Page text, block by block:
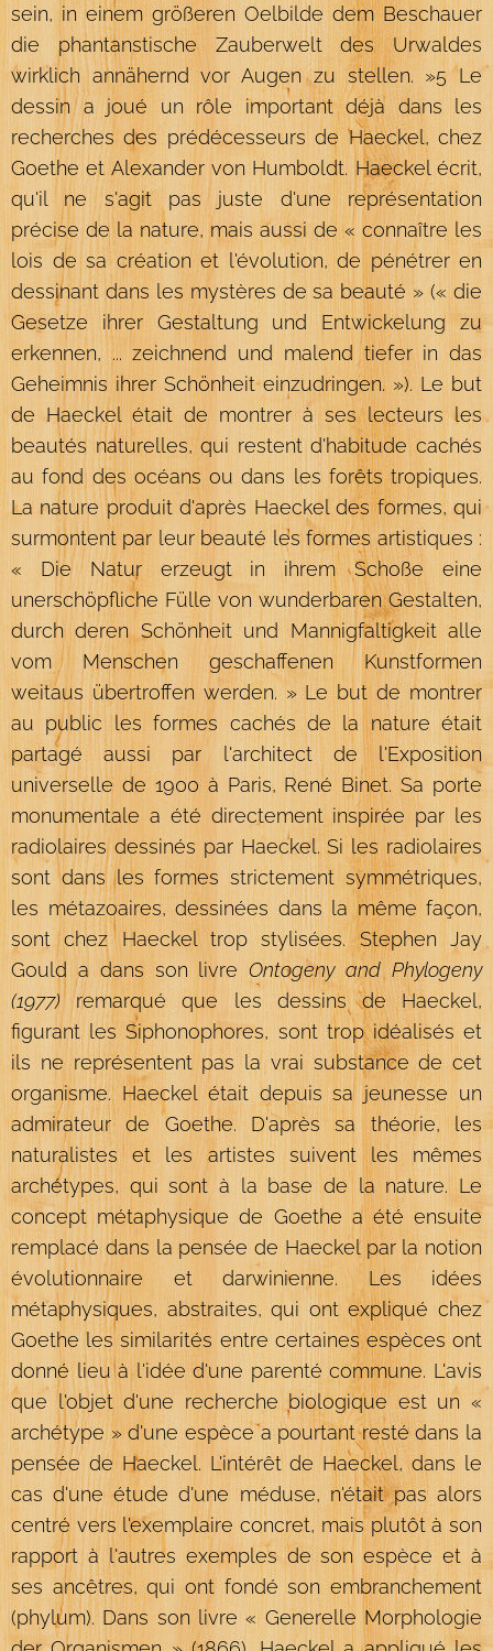
sein, in einem größeren Oelbilde dem Beschauer
die phantanstische Zauberwelt des Urwaldes
wirklich annähernd vor Augen zu stellen. »5 Le
dessin a joué un rôle important déjà dans les
recherches des prédécesseurs de Haeckel, chez
Goethe et Alexander von Humboldt. Haeckel écrit,
qu'il ne s'agit pas juste d'une représentation
précise de la nature, mais aussi de « connaître les
lois de sa création et l'évolution, de pénétrer en
dessinant dans les mystères de sa beauté » (« die
Gesetze ihrer Gestaltung und Entwickelung zu
erkennen, ... zeichnend und malend tiefer in das
Geheimnis ihrer Schönheit einzudringen. »). Le but
de Haeckel était de montrer à ses lecteurs les
beautés naturelles, qui restent d'habitude cachés
au fond des océans ou dans les forêts tropiques.
La nature produit d'après Haeckel des formes, qui
surmontent par leur beauté les formes artistiques :
« Die Natur erzeugt in ihrem Schoße eine
unerschöpfliche Fülle von wunderbaren Gestalten,
durch deren Schönheit und Mannigfaltigkeit alle
vom Menschen geschaffenen Kunstformen
weitaus übertroffen werden. » Le but de montrer
au public les formes cachés de la nature était
partagé aussi par l'architect de l'Exposition
universelle de 1900 à Paris, René Binet. Sa porte
monumentale a été directement inspirée par les
radiolaires dessinés par Haeckel. Si les radiolaires
sont dans les formes strictement symmétriques,
les métazoaires, dessinées dans la même façon,
sont chez Haeckel trop stylisées. Stephen Jay
Gould a dans son livreOntogeny and Phylogeny
(1977)remarqué que les dessins de Haeckel,
figurant les Siphonophores, sont trop idéalisés et
ils ne représentent pas la vrai substance de cet
organisme. Haeckel était depuis sa jeunesse un
admirateur de Goethe. D'après sa théorie, les
naturalistes et les artistes suivent les mêmes
archétypes, qui sont à la base de la nature. Le
concept métaphysique de Goethe a été ensuite
remplacé dans la pensée de Haeckel par la notion
évolutionnaire et darwinienne. Les idées
métaphysiques, abstraites, qui ont expliqué chez
Goethe les similarités entre certaines espèces ont
donné lieu à l'idée d'une parenté commune. L'avis
que l'objet d'une recherche biologique est un «
archétype » d'une espèce a pourtant resté dans la
pensée de Haeckel. L'intérêt de Haeckel, dans le
cas d'une étude d'une méduse, n'était pas alors
centré vers l'exemplaire concret, mais plutôt à son
rapport à l'autres exemples de son espèce et à
ses ancêtres, qui ont fondé son embranchement
(phylum). Dans son livre « Generelle Morphologie